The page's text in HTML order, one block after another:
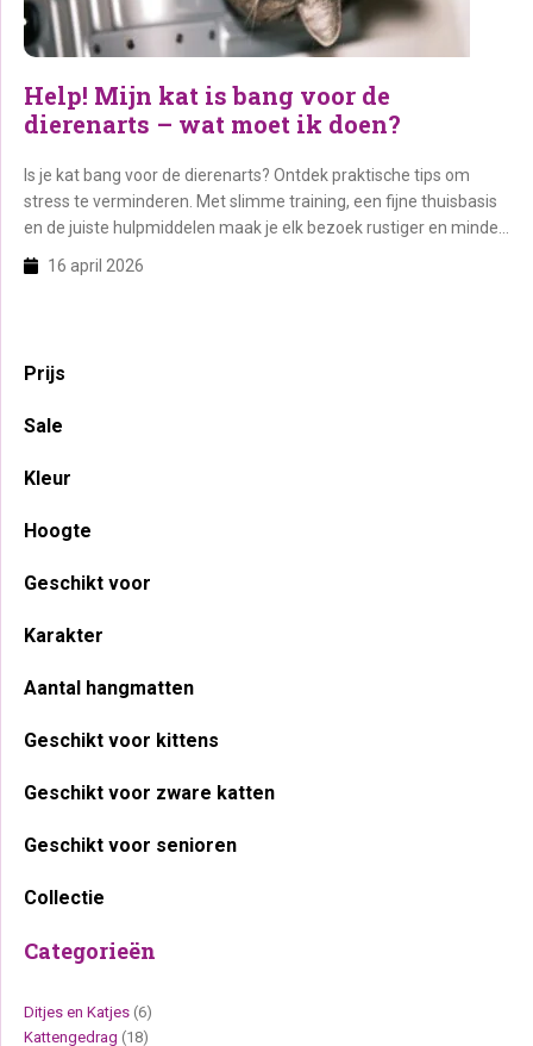
Help! Mijn kat is bang voor de
dierenarts – wat moet ik doen?
Is je kat bang voor de dierenarts? Ontdek praktische tips om
stress te verminderen. Met slimme training, een fijne thuisbasis
en de juiste hulpmiddelen maak je elk bezoek rustiger en minder
spannend.
16 april 2026
Primaire
Sidebar
Prijs
Sale
Kleur
Hoogte
Geschikt voor
Karakter
Aantal hangmatten
Geschikt voor kittens
Geschikt voor zware katten
Geschikt voor senioren
Collectie
Categorieën
Ditjes en Katjes (6)
Kattengedrag (18)